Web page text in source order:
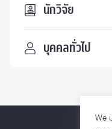
นักวิจัย
บุคคลทั่วไป
We